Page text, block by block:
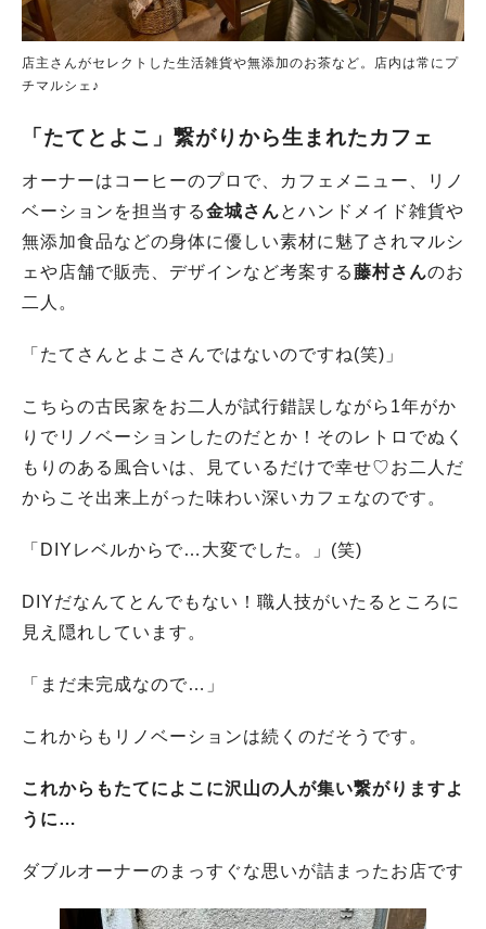
店主さんがセレクトした生活雑貨や無添加のお茶など。店内は常にプ
チマルシェ♪
「たてとよこ」繋がりから生まれたカフェ
オーナーはコーヒーのプロで、カフェメニュー、リノ
ベーションを担当する金城さんとハンドメイド雑貨や
無添加食品などの身体に優しい素材に魅了されマルシ
ェや店舗で販売、デザインなど考案する藤村さんのお
二人。
「たてさんとよこさんではないのですね(笑)」
こちらの古民家をお二人が試行錯誤しながら1年がか
りでリノベーションしたのだとか！そのレトロでぬく
もりのある風合いは、見ているだけで幸せ♡お二人だ
からこそ出来上がった味わい深いカフェなのです。
「DIYレベルからで…大変でした。」(笑)
DIYだなんてとんでもない！職人技がいたるところに
見え隠れしています。
「まだ未完成なので…」
これからもリノベーションは続くのだそうです。
これからもたてによこに沢山の人が集い繋がりますよ
うに…
ダブルオーナーのまっすぐな思いが詰まったお店です